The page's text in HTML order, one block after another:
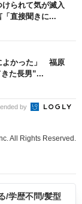
られて気が滅入
直接聞きに...
よかった」 福原
た長男”...
by
All Rights Reserved.
/学歴不問/髪型